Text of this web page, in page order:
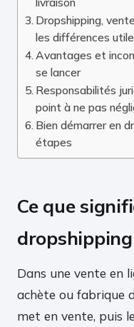
Dropshipping,
les différences
Avantages et
se lancer
Responsabilités
point à ne pas
Bien démarrer en
étapes
Ce que
dropshipping
Dans une vente en
achète ou fabrique
met en vente, puis